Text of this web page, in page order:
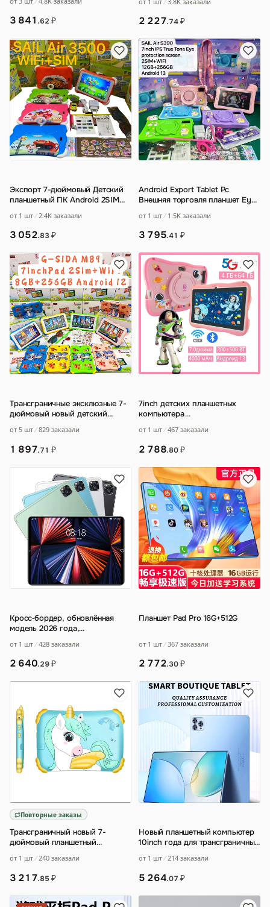
онлайн-обуч…
3 841 .62 ₽ 2 227.74₽
Экспорт 7-дюймовый Детский
планшетный ПК Android 2SIM
от 1 шт 2.4K заказали
3 052.83₽
Android Export Tablet Pc
Внешняя торговля планшет Eyes
от 1 шт 1.5K заказали
3 795.41 ₽
Трансграничные эксклюзные 7-
дюймовый новый детский
развлекательным зв
от 5 шт 829 заказали
1 897.71 ₽
7inch детских планшетных
компьютера…
от 1 шт 467 заказали
2 788.80₽
Кросс‑бордер, обновлённая
модель 2026 года,
Android, кросс‑бордер,
от 1 шт 428 заказали
2 640.29₽
Планшет Pad Pro 16G+512G
от 1 шт 367 заказали
2 772.30₽
Повторные заказы
Трансграничный новый 7-
дюймовый планшетный
восьмиядерный детский
обучающий…
от 1 шт 240 заказали
3 217.85 ₽
Новый планшетный компьютер
10inch года для трансграничных
от 1 шт 214 заказали
5 264.07 ₽